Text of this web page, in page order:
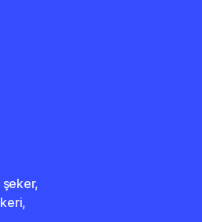
şeker,
,